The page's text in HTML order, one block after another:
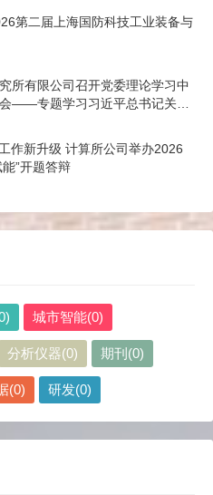
第二届上海国防科技工业装备与
所有限公司召开党委理论学习中
——专题学习习近平总书记关于
作新升级 计算所公司举办2026
”开题答辩
城市智能(0)
分析仪器(0) 期刊(0)
(0) 研发(0)